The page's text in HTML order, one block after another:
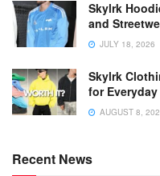
Skylrk
and
JULY 18, 2026
Skylrk
for
AUGUST 8,
Recent News